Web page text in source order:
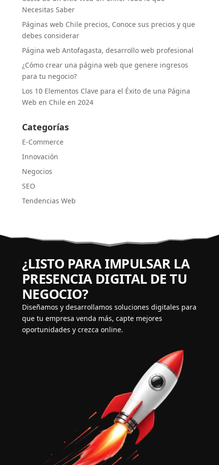
Necesitas Saber
Páginas web Chile precios, Conoce sus precios y que
debes considerar
Página web Antofagasta, desarrollo web profesional
¿Cómo crear una página web que genere ingresos
para tu negocio?
Los 10 Elementos Clave para el Éxito de una Página
Web en Chile en 2024
Categorías
E-Commerce
Innovación
Negocios
SEO
Tendencias Web
¿LISTO PARA IMPULSAR LA
PRESENCIA DIGITAL DE TU
NEGOCIO?
Diseñamos y desarrollamos soluciones digitales para
que tu empresa venda más, capte mejores
oportunidades y crezca online.